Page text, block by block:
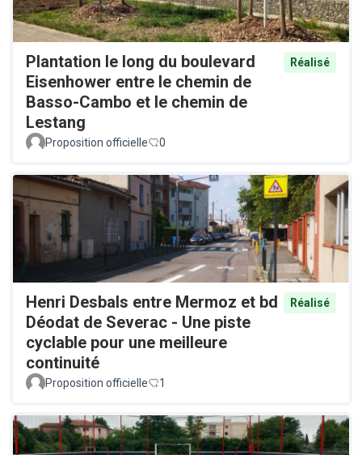
Plantation le long du boulevard
Eisenhower entre le chemin de
Basso-Cambo et le chemin de
Lestang
Réalisé
Proposition officielle 0
Henri Desbals entre Mermoz et bd
Déodat de Severac - Une piste
cyclable pour une meilleure
continuité
Réalisé
Proposition officielle 1